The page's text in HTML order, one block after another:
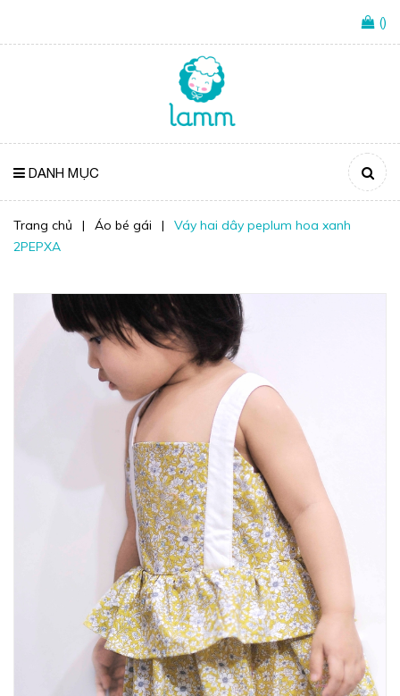
()
DANH MỤC
Trang chủ | Áo bé gái |
Váy hai dây peplum hoa xanh
2PEPXA